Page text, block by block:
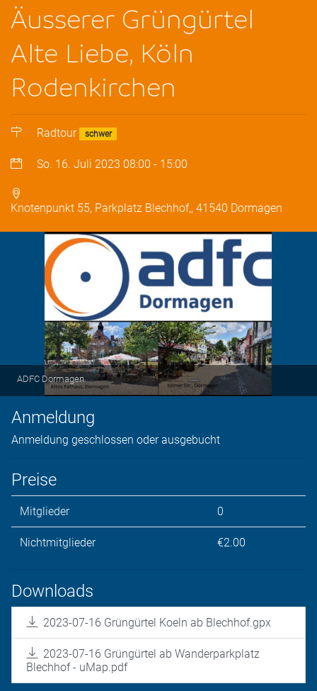
Äusserer Grüngürtel
Alte Liebe, Köln
Rodenkirchen
Radtour schwer
So. 16. Juli 2023 08:00 - 15:00
Knotenpunkt 55, Parkplatz Blechhof,, 41540 Dormagen
ADFC Dormagen
Anmeldung
Anmeldung geschlossen oder ausgebucht
Preise
Mitglieder 0
Nichtmitglieder €2.00
Downloads
2023-07-16 Grüngürtel Koeln ab Blechhof.gpx
2023-07-16 Grüngürtel ab Wanderparkplatz
Blechhof - uMap.pdf